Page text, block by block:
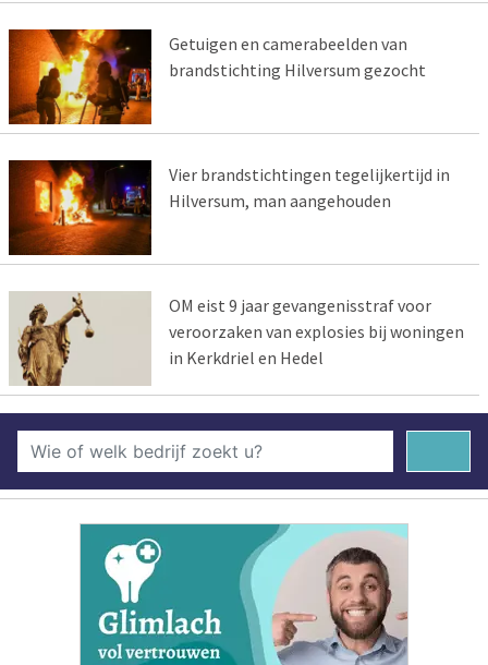
Getuigen en camerabeelden van
brandstichting Hilversum gezocht
Vier brandstichtingen tegelijkertijd in
Hilversum, man aangehouden
OM eist 9 jaar gevangenisstraf voor
veroorzaken van explosies bij woningen
in Kerkdriel en Hedel